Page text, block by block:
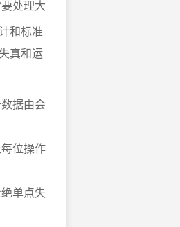
处理大
和标准
真和运
据由会
位操作
单点失